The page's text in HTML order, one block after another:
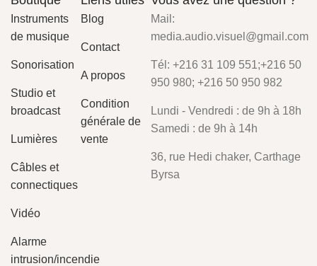
Instruments
de musique
Sonorisation
Studio et
broadcast
Lumières
Câbles et
connectiques
Vidéo
Alarme
intrusion/incendie
Blog
Contact
A propos
Condition
générale de
vente
Mail:
media.audio.visuel@gmail.com
Tél: +216 31 109 551;+216 50
950 980; +216 50 950 982
Lundi - Vendredi : de 9h à 18h
Samedi : de 9h à 14h
36, rue Hedi chaker, Carthage
Byrsa